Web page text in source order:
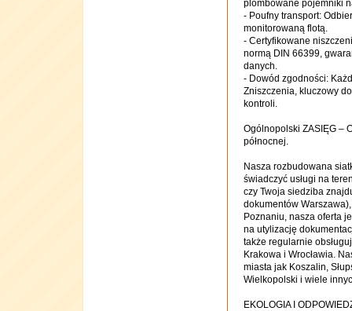
plombowane pojemniki
- Poufny transport:
monitorowaną flotą.
- Certyfikowane
normą DIN 66399,
danych.
- Dowód zgodności:
Zniszczenia, kluczowy
kontroli.
Ogólnopolski ZASIĘG –
północnej.
Nasza rozbudowana
świadczyć usługi na
czy Twoja siedziba
dokumentów
Poznaniu, nasza oferta
na utylizację
także regularnie
Krakowa i Wrocławia.
miasta jak Koszalin,
Wielkopolski i wiele
EKOLOGIA I